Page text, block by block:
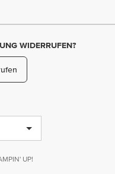
WIDERRUFEN?
UP!